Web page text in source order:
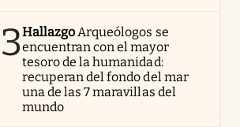
3HallazgoArqueólogos se
encuentran con el mayor
tesoro de la humanidad:
recuperan del fondo del mar
una de las 7 maravillas del
mundo